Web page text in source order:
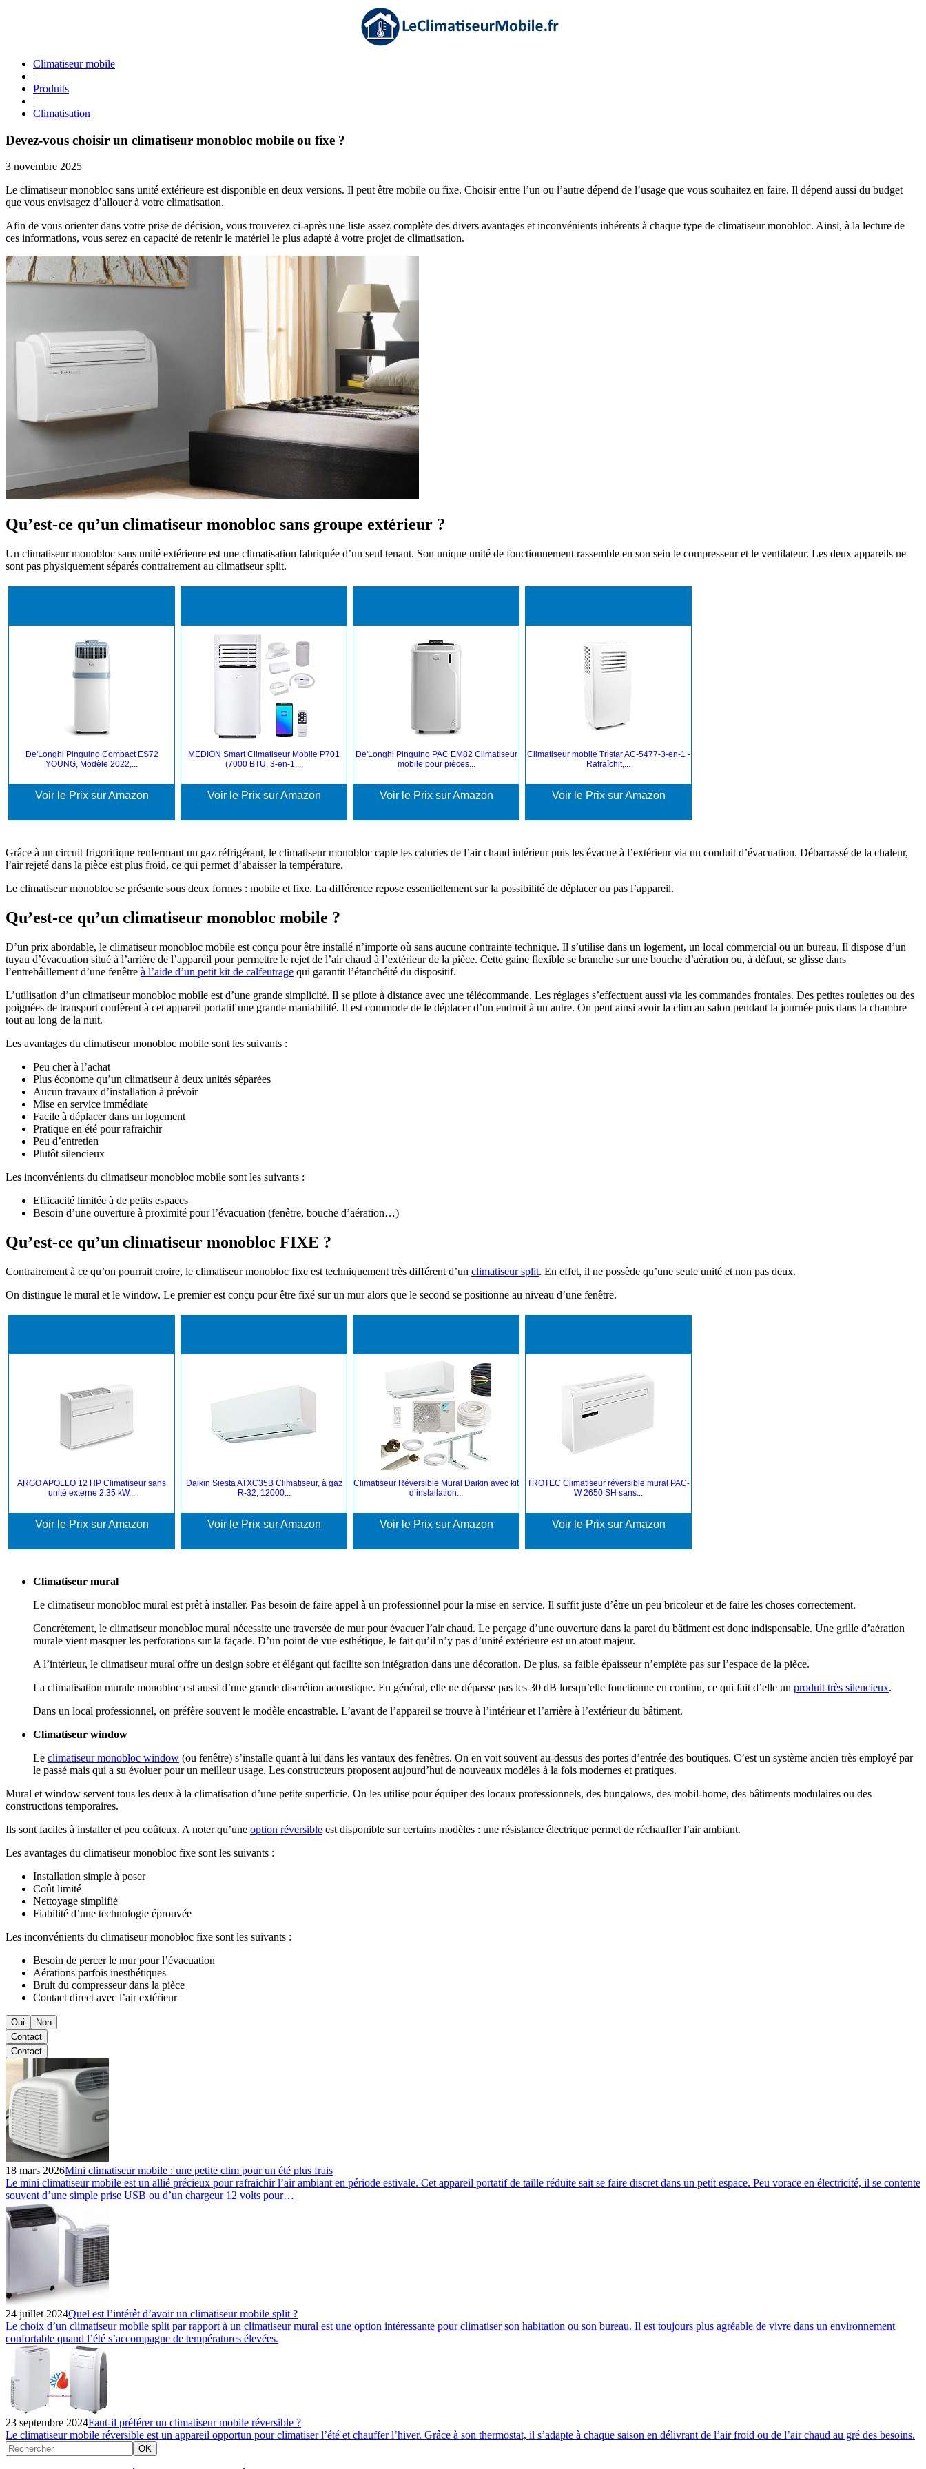
Climatiseur mobile
|
Produits
|
Climatisation
Devez-vous choisir un climatiseur monobloc mobile ou fixe ?
3 novembre 2025
Le climatiseur monobloc sans unité extérieure est disponible en deux versions. Il peut être mobile ou fixe. Choisir entre l’un ou l’autre dépend de l’usage que vous souhaitez en faire. Il dépend aussi du budget
que vous envisagez d’allouer à votre climatisation.
Afin de vous orienter dans votre prise de décision, vous trouverez ci-après une liste assez complète des divers avantages et inconvénients inhérents à chaque type de climatiseur monobloc. Ainsi, à la lecture de
ces informations, vous serez en capacité de retenir le matériel le plus adapté à votre projet de climatisation.
Qu’est-ce qu’un climatiseur monobloc sans groupe extérieur ?
Un climatiseur monobloc sans unité extérieure est une climatisation fabriquée d’un seul tenant. Son unique unité de fonctionnement rassemble en son sein le compresseur et le ventilateur. Les deux appareils ne
sont pas physiquement séparés contrairement au climatiseur split.
De'Longhi Pinguino Compact ES72
YOUNG, Modèle 2022,...
Voir le Prix sur Amazon
MEDION Smart Climatiseur Mobile P701
(7000 BTU, 3-en-1,...
Voir le Prix sur Amazon
De'Longhi Pinguino PAC EM82 Climatiseur
mobile pour pièces...
Voir le Prix sur Amazon
Climatiseur mobile Tristar AC-5477-3-en-1 -
Rafraîchit,...
Voir le Prix sur Amazon
Grâce à un circuit frigorifique renfermant un gaz réfrigérant, le climatiseur monobloc capte les calories de l’air chaud intérieur puis les évacue à l’extérieur via un conduit d’évacuation. Débarrassé de la chaleur,
l’air rejeté dans la pièce est plus froid, ce qui permet d’abaisser la température.
Le climatiseur monobloc se présente sous deux formes : mobile et fixe. La différence repose essentiellement sur la possibilité de déplacer ou pas l’appareil.
Qu’est-ce qu’un climatiseur monobloc mobile ?
D’un prix abordable, le climatiseur monobloc mobile est conçu pour être installé n’importe où sans aucune contrainte technique. Il s’utilise dans un logement, un local commercial ou un bureau. Il dispose d’un
tuyau d’évacuation situé à l’arrière de l’appareil pour permettre le rejet de l’air chaud à l’extérieur de la pièce. Cette gaine flexible se branche sur une bouche d’aération ou, à défaut, se glisse dans
l’entrebâillement d’une fenêtre à l’aide d’un petit kit de calfeutrage qui garantit l’étanchéité du dispositif.
L’utilisation d’un climatiseur monobloc mobile est d’une grande simplicité. Il se pilote à distance avec une télécommande. Les réglages s’effectuent aussi via les commandes frontales. Des petites roulettes ou des
poignées de transport confèrent à cet appareil portatif une grande maniabilité. Il est commode de le déplacer d’un endroit à un autre. On peut ainsi avoir la clim au salon pendant la journée puis dans la chambre
tout au long de la nuit.
Les avantages du climatiseur monobloc mobile sont les suivants :
Peu cher à l’achat
Plus économe qu’un climatiseur à deux unités séparées
Aucun travaux d’installation à prévoir
Mise en service immédiate
Facile à déplacer dans un logement
Pratique en été pour rafraichir
Peu d’entretien
Plutôt silencieux
Les inconvénients du climatiseur monobloc mobile sont les suivants :
Efficacité limitée à de petits espaces
Besoin d’une ouverture à proximité pour l’évacuation (fenêtre, bouche d’aération…)
Qu’est-ce qu’un climatiseur monobloc FIXE ?
Contrairement à ce qu’on pourrait croire, le climatiseur monobloc fixe est techniquement très différent d’un climatiseur split. En effet, il ne possède qu’une seule unité et non pas deux.
On distingue le mural et le window. Le premier est conçu pour être fixé sur un mur alors que le second se positionne au niveau d’une fenêtre.
ARGO APOLLO 12 HP Climatiseur sans
unité externe 2,35 kW...
Voir le Prix sur Amazon
Daikin Siesta ATXC35B Climatiseur, à gaz
R-32, 12000...
Voir le Prix sur Amazon
Climatiseur Réversible Mural Daikin avec kit
d’installation...
Voir le Prix sur Amazon
TROTEC Climatiseur réversible mural PAC-
W 2650 SH sans...
Voir le Prix sur Amazon
Climatiseur mural
Le climatiseur monobloc mural est prêt à installer. Pas besoin de faire appel à un professionnel pour la mise en service. Il suffit juste d’être un peu bricoleur et de faire les choses correctement.
Concrètement, le climatiseur monobloc mural nécessite une traversée de mur pour évacuer l’air chaud. Le perçage d’une ouverture dans la paroi du bâtiment est donc indispensable. Une grille d’aération
murale vient masquer les perforations sur la façade. D’un point de vue esthétique, le fait qu’il n’y pas d’unité extérieure est un atout majeur.
A l’intérieur, le climatiseur mural offre un design sobre et élégant qui facilite son intégration dans une décoration. De plus, sa faible épaisseur n’empiète pas sur l’espace de la pièce.
La climatisation murale monobloc est aussi d’une grande discrétion acoustique. En général, elle ne dépasse pas les 30 dB lorsqu’elle fonctionne en continu, ce qui fait d’elle un produit très silencieux.
Dans un local professionnel, on préfère souvent le modèle encastrable. L’avant de l’appareil se trouve à l’intérieur et l’arrière à l’extérieur du bâtiment.
Climatiseur window
Le climatiseur monobloc window (ou fenêtre) s’installe quant à lui dans les vantaux des fenêtres. On en voit souvent au-dessus des portes d’entrée des boutiques. C’est un système ancien très employé par
le passé mais qui a su évoluer pour un meilleur usage. Les constructeurs proposent aujourd’hui de nouveaux modèles à la fois modernes et pratiques.
Mural et window servent tous les deux à la climatisation d’une petite superficie. On les utilise pour équiper des locaux professionnels, des bungalows, des mobil-home, des bâtiments modulaires ou des
constructions temporaires.
Ils sont faciles à installer et peu coûteux. A noter qu’une option réversible est disponible sur certains modèles : une résistance électrique permet de réchauffer l’air ambiant.
Les avantages du climatiseur monobloc fixe sont les suivants :
Installation simple à poser
Coût limité
Nettoyage simplifié
Fiabilité d’une technologie éprouvée
Les inconvénients du climatiseur monobloc fixe sont les suivants :
Besoin de percer le mur pour l’évacuation
Aérations parfois inesthétiques
Bruit du compresseur dans la pièce
Contact direct avec l’air extérieur
Oui
Non
Contact
Contact
18 mars 2026Mini climatiseur mobile : une petite clim pour un été plus frais
Le mini climatiseur mobile est un allié précieux pour rafraichir l’air ambiant en période estivale. Cet appareil portatif de taille réduite sait se faire discret dans un petit espace. Peu vorace en électricité, il se contente
souvent d’une simple prise USB ou d’un chargeur 12 volts pour…
24 juillet 2024Quel est l’intérêt d’avoir un climatiseur mobile split ?
Le choix d’un climatiseur mobile split par rapport à un climatiseur mural est une option intéressante pour climatiser son habitation ou son bureau. Il est toujours plus agréable de vivre dans un environnement
confortable quand l’été s’accompagne de températures élevées.
23 septembre 2024Faut-il préférer un climatiseur mobile réversible ?
Le climatiseur mobile réversible est un appareil opportun pour climatiser l’été et chauffer l’hiver. Grâce à son thermostat, il s’adapte à chaque saison en délivrant de l’air froid ou de l’air chaud au gré des besoins.
OK